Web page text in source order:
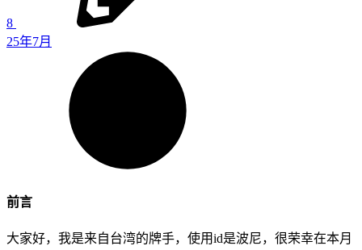
8
25年7月
前言
大家好，我是来自台湾的牌手，使用id是波尼，很荣幸在本月